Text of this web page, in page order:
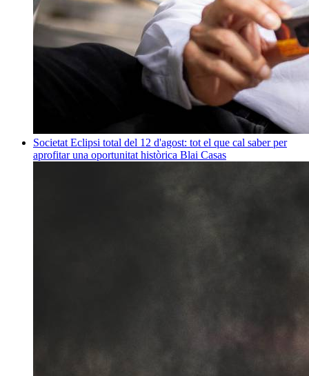
Societat Eclipsi total del 12 d'agost: tot el que cal saber per
aprofitar una oportunitat històrica Blai Casas